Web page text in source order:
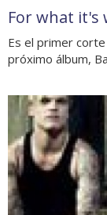
For what it's
Es el primer
próximo álbum,